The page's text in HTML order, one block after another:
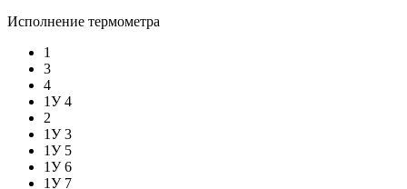
Исполнение термометра
1
3
4
1У 4
2
1У 3
1У 5
1У 6
1У 7